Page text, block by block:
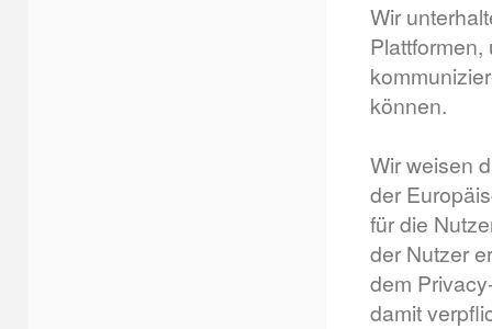
Wir
können.
Wir weisen
der
für die
der Nutzer
dem
damit